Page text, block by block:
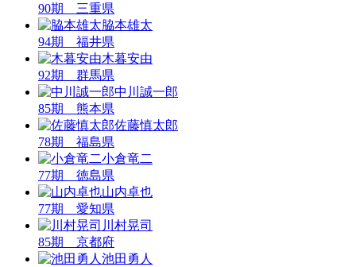
90期 三重県
脇本雄太
94期 福井県
木暮安由
92期 群馬県
中川誠一郎
85期 熊本県
佐藤慎太郎
78期 福島県
小倉竜二
77期 徳島県
山内卓也
77期 愛知県
川村晃司
85期 京都府
池田勇人